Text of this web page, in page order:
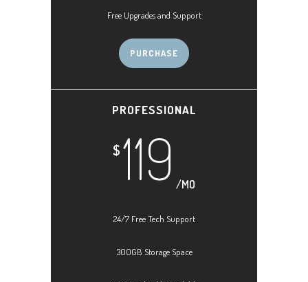
Free Upgrades and Support
PURCHASE
PROFESSIONAL
$119 /MO
24/7 Free Tech Support
300GB Storage Space